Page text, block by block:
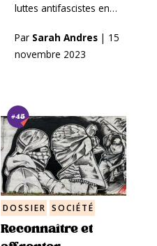
luttes antifascistes en…
Par Sarah Andres | 15
novembre 2023
#45
DOSSIER SOCIÉTÉ
Reconnaître et